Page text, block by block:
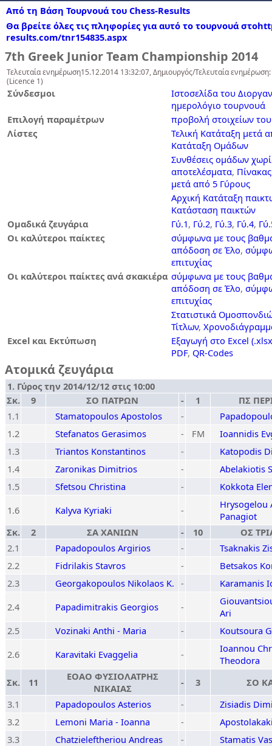
Από τη Βάση Τουρνουά του Chess-Results
Θα βρείτε όλες τις πληφορίες για αυτό το τουρνουά
results.com/tnr154835.aspx
7th Greek Junior Team Championship 2014
Τελευταία ενημέρωση15.12.2014 13:32:07, Δημιουργός/Τελευταία
(Licence 1)
Σύνδεσμοι
Ιστοσελίδα του
ημερολόγιο τουρνουά
Επιλογή παραμέτρων
προβολή στοιχείων
Λίστες
Τελική Κατάταξη μετά
Κατάταξη Ομάδων
Συνθέσεις ομάδων
αποτελέσματα,
μετά από 5 Γύρους
Αρχική Κατάταξη
Κατάσταση παικτών
Ομαδικά ζευγάρια
Γύ.1, Γύ.2, Γύ.3, Γύ.4,
Οι καλύτεροι παίκτες
σύμφωνα με τους
απόδοση σε Έλο,
επιτυχίας
Οι καλύτεροι παίκτες ανά σκακιέρα σύμφωνα με τους
απόδοση σε Έλο,
επιτυχίας
Στατιστικά
Τίτλων,
Excel και Εκτύπωση
Εξαγωγή στο Excel
PDF, QR-Codes
Ατομικά ζευγάρια
1. Γύρος την 2014/12/12 στις 10:00
Σκ.
9 ΣΟ ΠΑΤΡΩΝ - 1
ΠΣ
1.1
Stamatopoulos Apostolos -
1.2
Stefanatos Gerasimos - FM
Ioannidis
1.3
Triantos Konstantinos -
Katopodis
1.4
Zaronikas Dimitrios -
Abelakiotis
1.5
Sfetsou Christina -
Kokkota
1.6
Kalyva Kyriaki -
Hrysogelou
Panagiot
Σκ.
2 ΣΑ ΧΑΝΙΩΝ - 10
ΟΣ
2.1
Papadopoulos Argirios -
Tsaknakis
2.2
Fidrilakis Stavros -
Betsakos
2.3
Georgakopoulos Nikolaos K. -
Karamanis
2.4
Papadimitrakis Georgios -
Ari
2.5
Vozinaki Anthi - Maria -
Koutsoura
2.6
Karavitaki Evaggelia -
Ioannou
Theodora
Σκ.
11
ΕΟΑΟ ΦΥΣΙΟΛΑΤΡΗΣ
ΝΙΚΑΙΑΣ
- 3
ΣΟ
3.1
Papadopoulos Asterios -
Zisiadis
3.2
Lemoni Maria - Ioanna -
3.3
Chatzieleftheriou Andreas -
Stamatis